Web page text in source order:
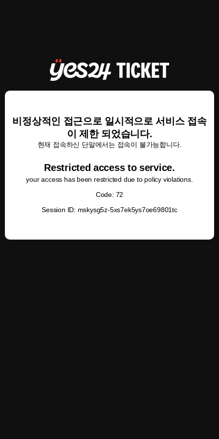
비정상적인 접근으로 일시적으로 서비스 접속
이 제한 되었습니다.
현재 접속하신 단말에서는 접속이 불가능합니다.
Restricted access to service.
your access has been restricted due to policy violations.
Code: 72
Session ID: mskysg5z-5xs7ek5ys7oe69801tc